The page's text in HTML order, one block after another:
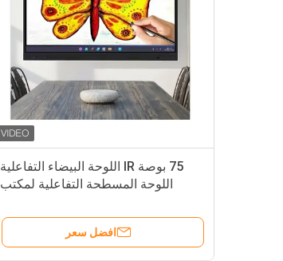
75 بوصة IR اللوحة البيضاء التفاعلية
اللوحة المسطحة التفاعلية لمكتب
افضل سعر